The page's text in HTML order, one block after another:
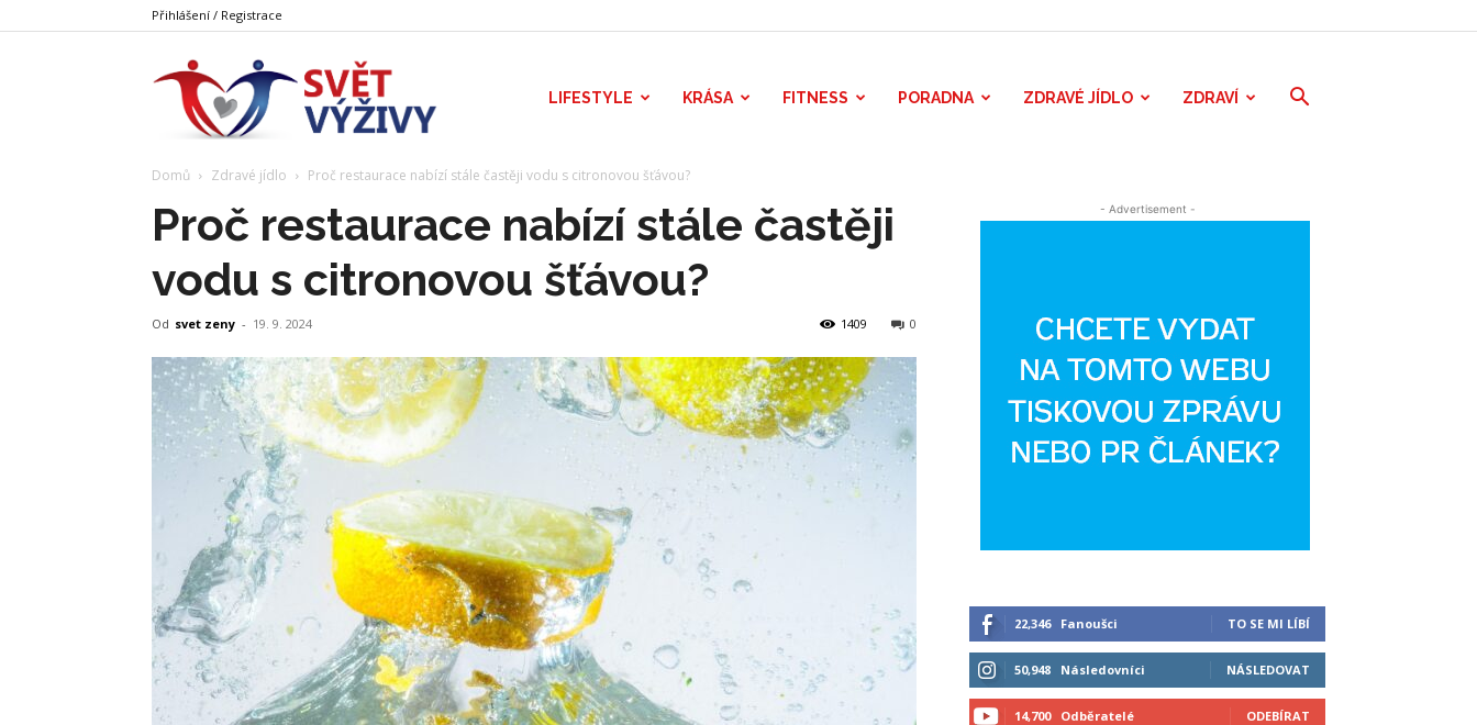
Přihlášení / Registrace
Výživy
LIFESTYLE KRÁSA FITNESS PORADNA ZDRAVÉ JÍDLO ZDRAVÍ
Domů Zdravé jídlo Proč restaurace nabízí stále častěji vodu s citronovou šťávou?
Proč restaurace nabízí stále častěji
vodu s citronovou šťávou?
Od svet zeny - 19. 9. 2024 0
1409
- Advertisement -
22,346 Fanoušci TO SE MI LÍBÍ
50,948 Následovníci NÁSLEDOVAT
14,700 Odběratelé ODEBÍRAT